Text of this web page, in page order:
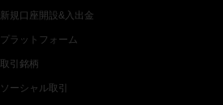
新規口座開設&入出金
プラットフォーム
取引銘柄
ソーシャル取引